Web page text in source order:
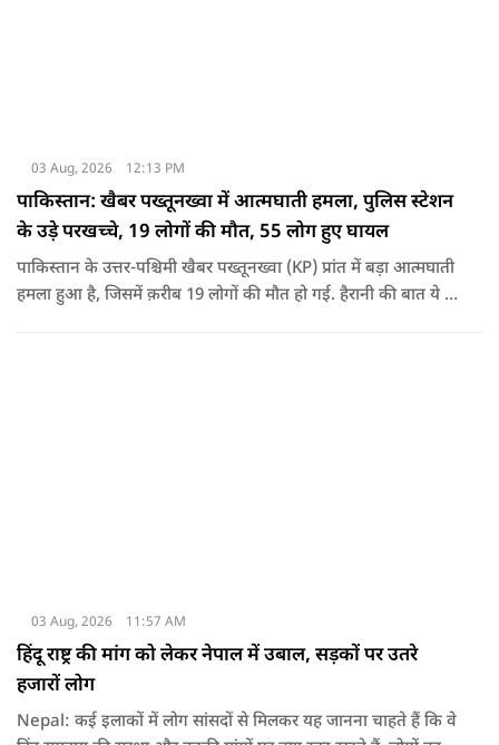
03 Aug, 2026 12:13 PM
पाकिस्तान: खैबर पख्तूनख्वा में आत्मघाती हमला, पुलिस स्टेशन
के उड़े परखच्चे, 19 लोगों की मौत, 55 लोग हुए घायल
पाकिस्तान के उत्तर-पश्चिमी खैबर पख्तूनख्वा (KP) प्रांत में बड़ा आत्मघाती
हमला हुआ है, जिसमें क़रीब 19 लोगों की मौत हो गई. हैरानी की बात ये है
03 Aug, 2026 11:57 AM
हिंदू राष्ट्र की मांग को लेकर नेपाल में उबाल, सड़कों पर उतरे
हजारों लोग
Nepal: कई इलाकों में लोग सांसदों से मिलकर यह जानना चाहते हैं कि वे